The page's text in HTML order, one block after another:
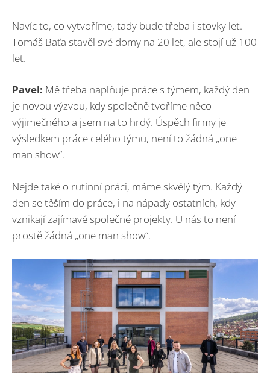
Navíc to, co vytvoříme, tady bude třeba i stovky let.
Tomáš Baťa stavěl své domy na 20 let, ale stojí už 100
let.
Pavel: Mě třeba naplňuje práce s týmem, každý den
je novou výzvou, kdy společně tvoříme něco
výjimečného a jsem na to hrdý. Úspěch firmy je
výsledkem práce celého týmu, není to žádná „one
man show“.
Nejde také o rutinní práci, máme skvělý tým. Každý
den se těším do práce, i na nápady ostatních, kdy
vznikají zajímavé společné projekty. U nás to není
prostě žádná „one man show“.